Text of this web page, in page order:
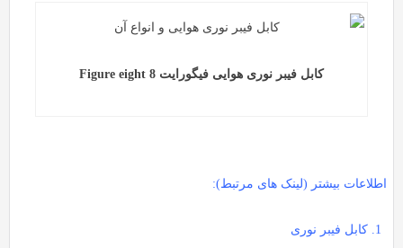
کابل فیبر نوری هوایی فیگورایت Figure eight 8
بیشتر (لینک های مرتبط):
کابل فیبر نوری